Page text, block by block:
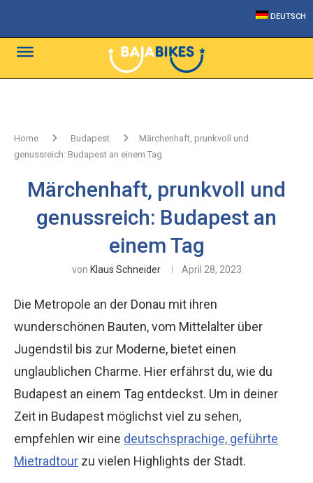
DEUTSCH
Home Budapest
Märchenhaft, prunkvoll und
genussreich: Budapest an einem Tag
Märchenhaft, prunkvoll und
genussreich: Budapest an
einem Tag
von Klaus Schneider April 28, 2023
Die Metropole an der Donau mit ihren
wunderschönen Bauten, vom Mittelalter über
Jugendstil bis zur Moderne, bietet einen
unglaublichen Charme. Hier erfährst du, wie du
Budapest an einem Tag entdeckst. Um in deiner
Zeit in Budapest möglichst viel zu sehen,
empfehlen wir eine deutschsprachige, geführte
Mietradtour zu vielen Highlights der Stadt.